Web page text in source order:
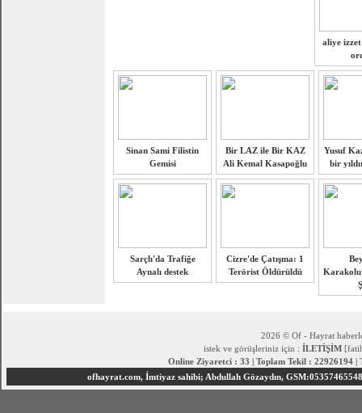
aliye
Sinan Sami Filistin
Gemisi
Bir LAZ ile Bir KAZ
Ali Kemal Kasapoğlu
Yusuf
bir
Sarçlı'da Trafiğe
Aynalı destek
Cizre'de Çatışma: 1
Terörist Öldürüldü
2026 © Of - Hayrat
istek ve görüşleriniz için : İLETİŞİM
Online Ziyaretci : 33 | Toplam Tekil : 22926194 |
ofhayrat.com, İmtiyaz sahibi; Abdullah Gözaydın,